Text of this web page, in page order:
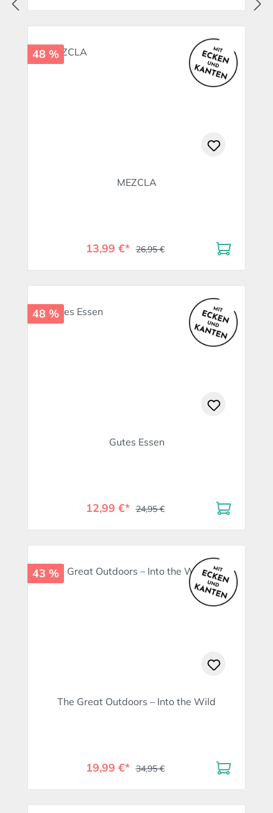
48 %
MEZCLA
13,99 €* 26,95 €
48 %
Gutes Essen
12,99 €* 24,95 €
43 %
The Great Outdoors – Into the Wild
19,99 €* 34,95 €